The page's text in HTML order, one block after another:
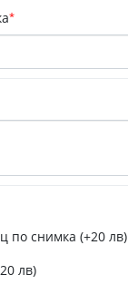
*
снимка (+20 лв)
лв)